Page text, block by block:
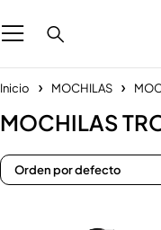
Inicio MOCHILAS
MOCHILAS
Orden por defecto